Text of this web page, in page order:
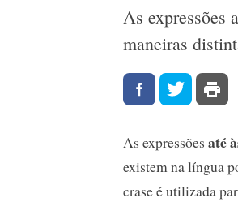
As expressões
maneiras
As expressões até
existem na língua
crase é utilizada